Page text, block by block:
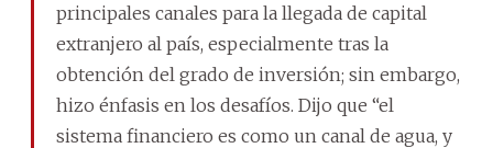
principales canales para la llegada de capital
extranjero al país, especialmente tras la
obtención del grado de inversión; sin embargo,
hizo énfasis en los desafíos. Dijo que “el
sistema financiero es como un canal de agua, y